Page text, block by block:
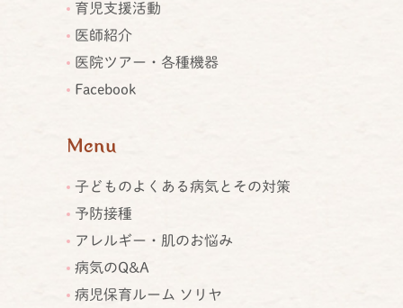
育児支援活動
医師紹介
医院ツアー・各種機器
Facebook
Menu
子どものよくある病気とその対策
予防接種
アレルギー・肌のお悩み
病気のQ&A
病児保育ルーム ソリヤ